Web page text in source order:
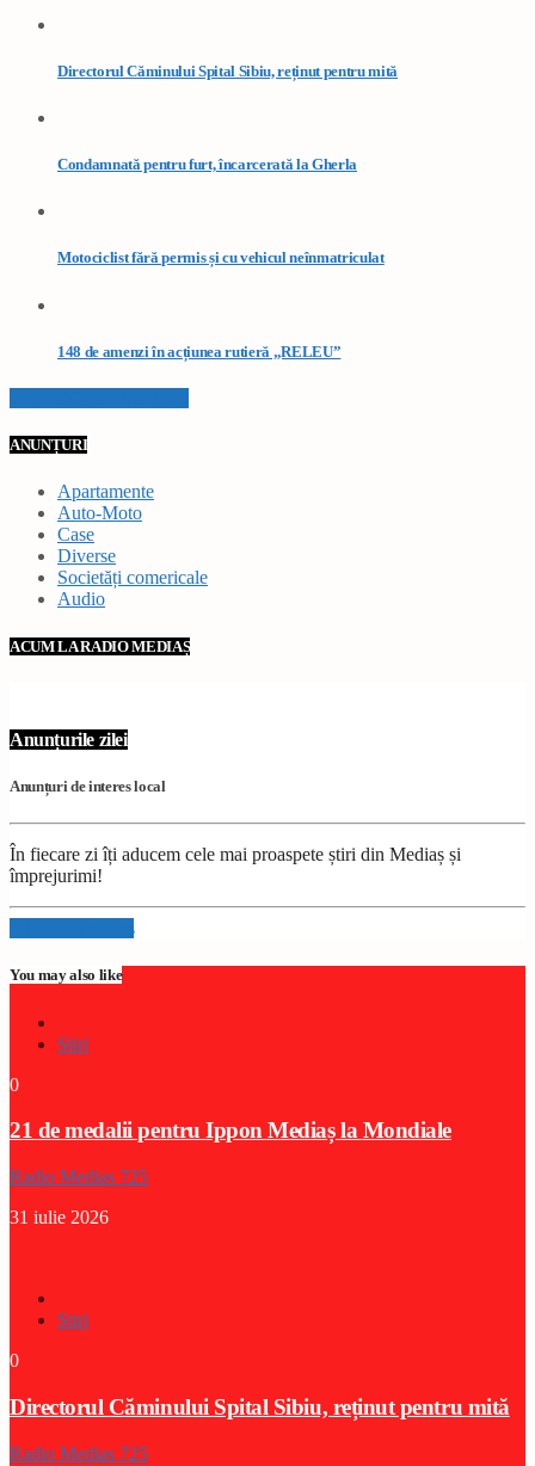
Directorul Căminului Spital Sibiu, reținut pentru mită
Condamnată pentru furt, încarcerată la Gherla
Motociclist fără permis și cu vehicul neînmatriculat
148 de amenzi în acțiunea rutieră „RELEU”
ANUNȚURI
Apartamente
Auto-Moto
Case
Diverse
Societăți comericale
Audio
ACUM LA RADIO MEDIAȘ
Anunțurile zilei
Anunțuri de interes local
În fiecare zi îți aducem cele mai proaspete știri din Mediaș și
împrejurimi!
Info and episodes
You may also like
Stiri
0
21 de medalii pentru Ippon Mediaș la Mondiale
Radio Medias 725
31 iulie 2026
Stiri
0
Directorul Căminului Spital Sibiu, reținut pentru mită
Radio Medias 725